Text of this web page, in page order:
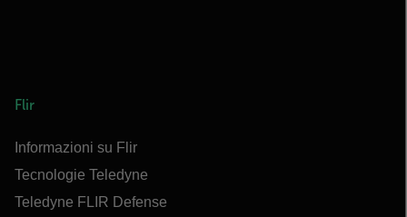
Flir
Informazioni su Flir
Tecnologie Teledyne
Teledyne FLIR Defense